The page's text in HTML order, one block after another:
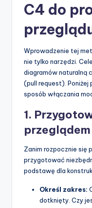
C4 do
Wprowadzenie tej
nie tylko narzędzi.
diagramów naturalną
(pull request).
sposób włączania
1.
przeglądem
Zanim rozpocznie się
przygotować
podstawę dla
Określ zakres:
dotknięty. Czy